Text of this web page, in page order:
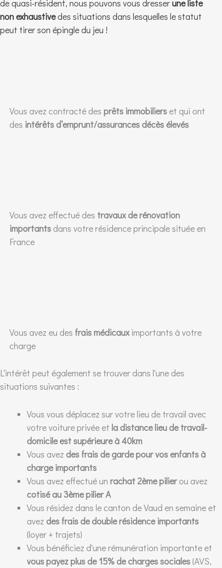
de quasi-résident, nous pouvons vous dresserune liste
non exhaustivedes situations dans lesquelles le statut
peut tirer son épingle du jeu !
Vous avez contracté des prêts immobiliers et qui ont
des intérêts d’emprunt/assurances décès élevés
Vous avez effectué des travaux de rénovation
importants dans votre résidence principale située en
France
Vous avez eu des frais médicauximportants à votre
charge
L'intérêt peut également se trouver dans l'une des
situations suivantes :
Vous vous déplacez sur votre lieu de travail avec
votre voiture privée et la distance lieu de travail-
domicile est supérieure à 40km
Vous avez des frais de garde pour vos enfants à
charge importants
Vous avez effectué un rachat 2ème pilierou avez
cotisé au 3ème pilier A
Vous résidez dans le canton de Vaud en semaine et
avez des frais de double résidence importants
(loyer + trajets)
Vous bénéficiez d'une rémunération importante et
vous payez plus de 15% de charges sociales (AVS,